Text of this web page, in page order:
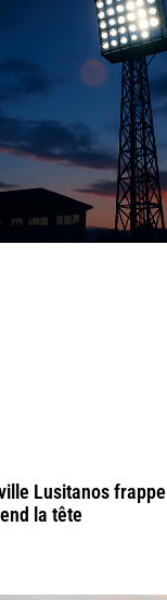
Lusitanos frappe
la tête